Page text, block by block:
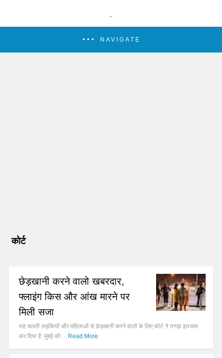
NAVIGATE
कोर्ट
छेड़खानी करने वालो खबरदार,
फ्लाइंग किस और आंख मारने पर
मिली सजा
राह चलती लड़कियों और महिलाओं से छेड़खानी करने वालों के लिए कोर्ट ने तगड़ा इंतजाम
कर दिया है. मुंबई की… Read More